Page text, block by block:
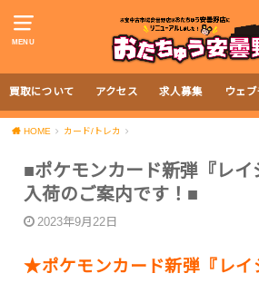
MENU
買取について アクセス 求人募集 ウェ
HOME カード/トレカ
■ポケモンカード新弾『レイ
入荷のご案内です！■
2023年9月22日
★ポケモンカード新弾『レイ